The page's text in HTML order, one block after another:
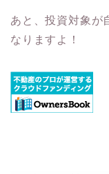
あと、投資対象が
なりますよ！